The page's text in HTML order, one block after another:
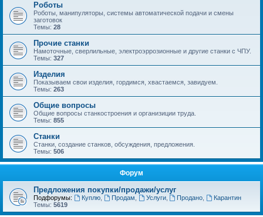
Роботы
Роботы, манипуляторы, системы автоматической подачи и смены
заготовок
Темы: 28
Прочие станки
Намоточные, сверлильные, электроэррозионные и другие станки с ЧПУ.
Темы: 327
Изделия
Показываем свои изделия, гордимся, хвастаемся, завидуем.
Темы: 263
Общие вопросы
Общие вопросы станкостроения и организиции труда.
Темы: 855
Станки
Станки, создание станков, обсуждения, предложения.
Темы: 506
Форум
Предложения покупки/продажи/услуг
Подфорумы: Куплю, Продам Услуги, Продано
Карантин
Темы: 5619